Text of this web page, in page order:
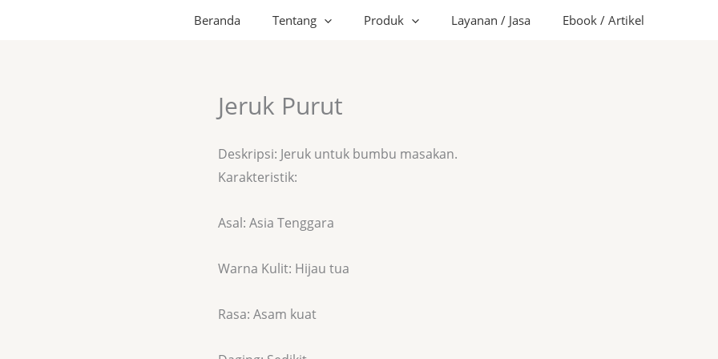
Beranda Tentang Produk Layanan / Jasa Ebook / Artikel
Jeruk Purut
Deskripsi: Jeruk untuk bumbu masakan.
Karakteristik:
Asal: Asia Tenggara
Warna Kulit: Hijau tua
Rasa: Asam kuat